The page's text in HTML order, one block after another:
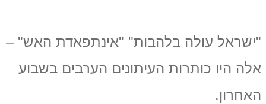
"ישראל עולה בלהבות" "אינתפאדת האש" –
אלה היו כותרות העיתונים הערבים בשבוע
האחרון.